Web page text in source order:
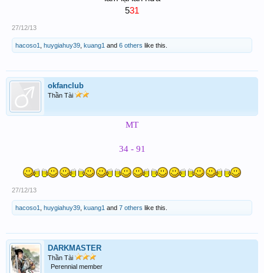
531
27/12/13
hacoso1 huygiahuy39 kuang1 and 6 others like this.
okfanclub
Thần Tài
MT
34 - 91
27/12/13
hacoso1 huygiahuy39 kuang1 and 7 others like this.
DARKMASTER
Thần Tài
Perennial member